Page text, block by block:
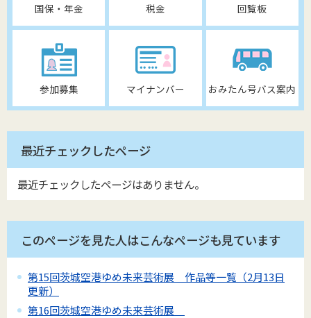
国保・年金 税金 回覧板
参加募集 マイナンバー おみたん号バス案内
最近チェックしたページ
最近チェックしたページはありません。
このページを見た人はこんなページも見ています
第15回茨城空港ゆめ未来芸術展 作品等一覧（2月13日
更新）
第16回茨城空港ゆめ未来芸術展